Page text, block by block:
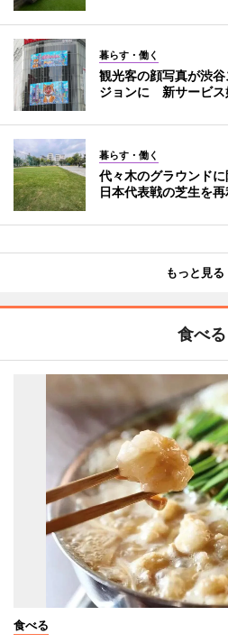
暮らす・働く
観光客の顔写真が渋
ジョンに 新サービス
暮らす・働く
代々木のグラウンド
日本代表戦の芝生を再
もっと見る
食べる
食べる